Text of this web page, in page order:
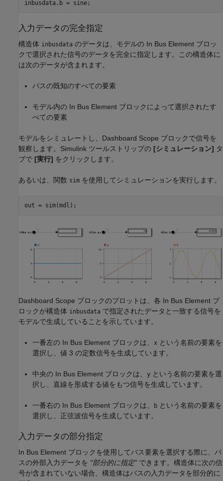
inbusdata.b = sine;
入力データの完全指定
構造体 inbusdata のデータは、モデルの In Bus Element ブロッ
クで選択された信号のデータを完全に指定します。この構造体に
は次のデータが含まれます。
バスの既知のすべての要素
モデル内の In Bus Element ブロックによって選択されたす
べての要素
モデルをシミュレートし、Dashboard Scope ブロックで信号を
観察します。Simulink ツールストリップの [シミュレーション] タ
ブで [実行] をクリックします。
あるいは、関数 sim を使用してシミュレーションを実行します。
out = sim(mdl);
Dashboard Scope ブロックのプロットは、各 In Bus Element ブ
ロックが構造体 inbusdata で指定されたデータと一致する信号を
モデルで生成していることを示しています。
一番左の In Bus Element ブロックは、 x という名前の要素を
選択し、値 3 の定数信号を生成しています。
中央の In Bus Element ブロックは、 y という名前の要素を選
択し、直線を形成する値をもつ信号を生成しています。
一番右の In Bus Element ブロックは、 b という名前の要素を
選択し、正弦波信号を生成しています。
入力データの部分指定
In Bus Element ブロックを使用してバス要素を選択する際に、バ
スの外部入力データを "部分的に指定"できます。構造体に次の信
号が含まれていない場合、構造体はバスの入力データを部分的に